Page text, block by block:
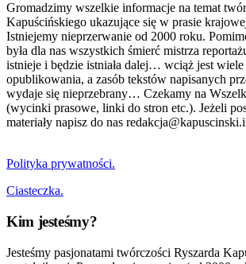
Gromadzimy wszelkie informacje na temat
Kapuścińskiego ukazujące się w prasie
Istniejemy nieprzerwanie od 2000 roku.
była dla nas wszystkich śmierć mistrza
istnieje i będzie istniała dalej… wciąż jest wiele
opublikowania, a zasób tekstów napisanych
wydaje się nieprzebrany… Czekamy na
(wycinki prasowe, linki do stron etc.). Jeżeli
materiały napisz do nas
Polityka prywatności.
Ciasteczka.
Kim jesteśmy?
Jesteśmy pasjonatami twórczości Ryszarda